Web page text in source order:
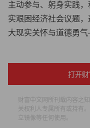
主动参与、躬身实践
实艰困经济社会议题
大现实关怀与道德勇
国公司”所寻找和要呈
申报公司应首先满足以
1， 主营业务在中国
2， 商业影响力和社
打开财
财富中文网所刊载内容之
关权利人专属所有或持有
立镜像等任何使用。